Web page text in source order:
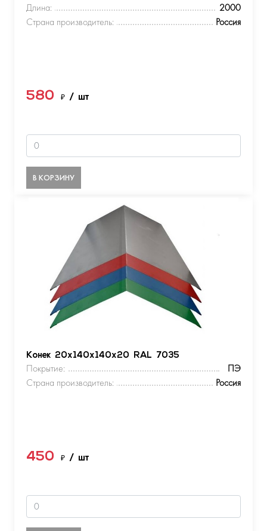
Длина:
2000
Страна производитель:
Россия
580 ₽ / шт
В КОРЗИНУ
Конек 20х140х140х20 RAL 7035
Покрытие:
ПЭ
Страна производитель:
Россия
450 ₽ / шт